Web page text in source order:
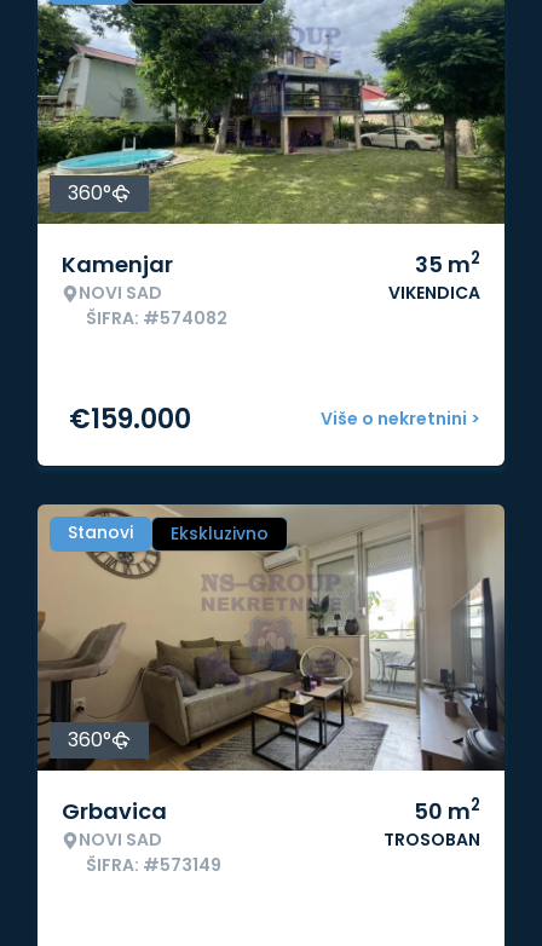
360°
Kamenjar
NOVI SAD
ŠIFRA: #574082
35 m2
VIKENDICA
Više o nekretnini >
€159.000
Stanovi Ekskluzivno
360°
Grbavica
NOVI SAD
ŠIFRA: #573149
50 m2
TROSOBAN